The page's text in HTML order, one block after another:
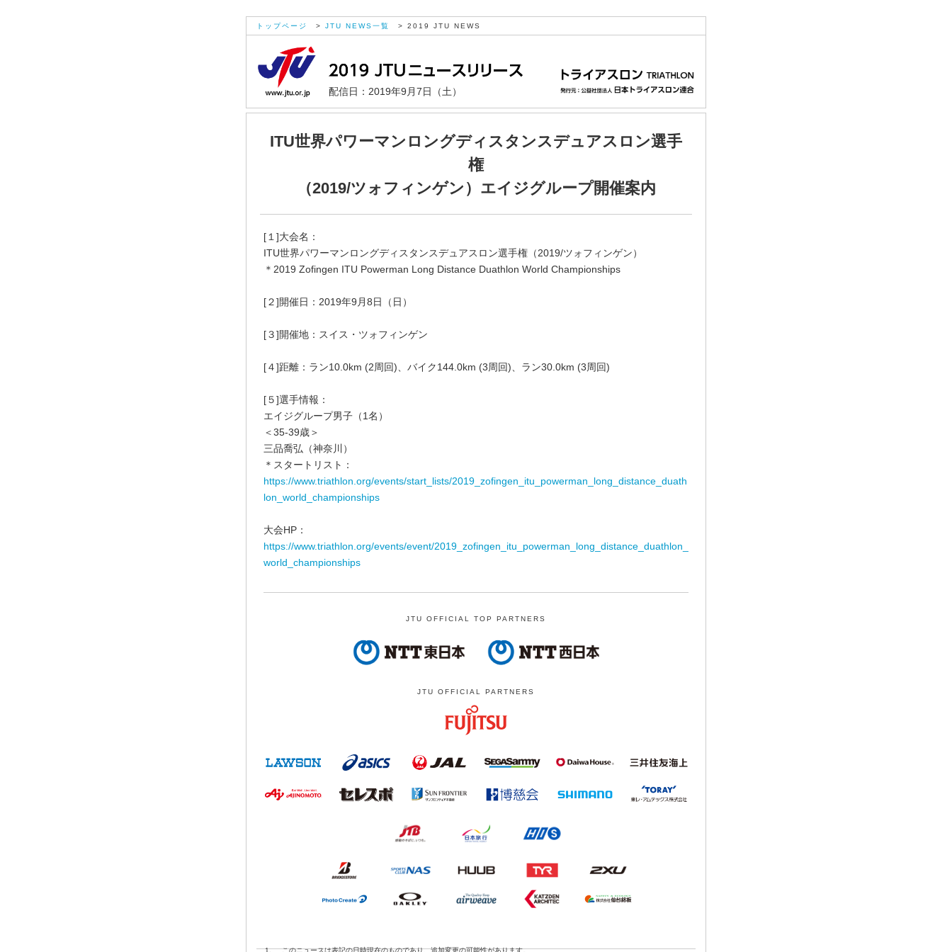
トップページ > JTU NEWS一覧 > 2019 JTU NEWS
配信日：2019年9月7日（土）
ITU世界パワーマンロングディスタンスデュアスロン選手
権
（2019/ツォフィンゲン）エイジグループ開催案内
[１]大会名：
ITU世界パワーマンロングディスタンスデュアスロン選手権（2019/ツォフィンゲン）
＊2019 Zofingen ITU Powerman Long Distance Duathlon World Championships
[２]開催日：2019年9月8日（日）
[３]開催地：スイス・ツォフィンゲン
[４]距離：ラン10.0km (2周回)、バイク144.0km (3周回)、ラン30.0km (3周回)
[５]選手情報：
エイジグループ男子（1名）
＜35-39歳＞
三品喬弘（神奈川）
＊スタートリスト：
https://www.triathlon.org/events/start_lists/2019_zofingen_itu_powerman_long_distance_duath
lon_world_championships
大会HP：
https://www.triathlon.org/events/event/2019_zofingen_itu_powerman_long_distance_duathlon_
world_championships
JTU OFFICIAL TOP PARTNERS
JTU OFFICIAL PARTNERS
1. このニュースは表記の日時現在のものであり、追加変更の可能性があります。